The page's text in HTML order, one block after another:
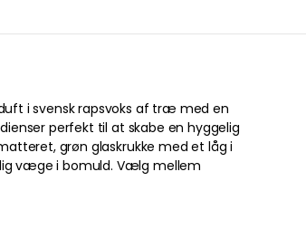
isvenskrapsvoks af træ med en
perfekt til at skabe en hyggelig
, grøn glaskrukke med et låg i
væge ibomuld. Vælg mellem